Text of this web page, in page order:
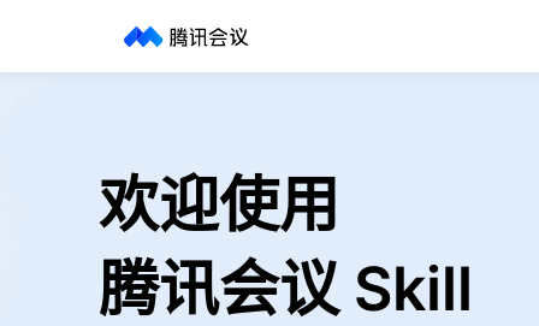
欢迎使用
腾讯会议 Skill